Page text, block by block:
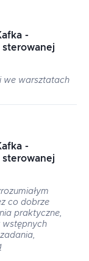
-
we warsztatach
-
co dobrze
praktyczne,
wstępnych